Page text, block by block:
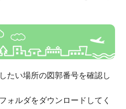
たい場所の図郭番号を確認し
ォルダをダウンロードしてく